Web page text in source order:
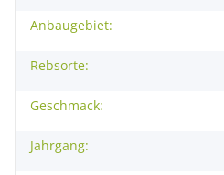
Anbaugebiet:
Rebsorte:
Geschmack:
Jahrgang: